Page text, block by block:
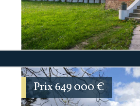
Prix649 000€